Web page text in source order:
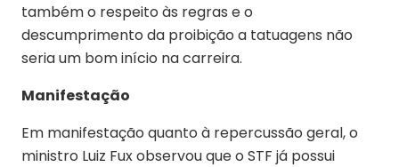
também o respeito às regras e o
descumprimento da proibição a tatuagens não
seria um bom início na carreira.
Manifestação
Em manifestação quanto à repercussão geral, o
ministro Luiz Fux observou que o STF já possui